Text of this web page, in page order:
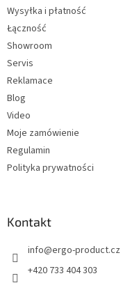
Wysyłka i płatność
Łączność
Showroom
Servis
Reklamace
Blog
Video
Moje zamówienie
Regulamin
Polityka prywatności
Kontakt
info@ergo-product.cz
+420 733 404 303